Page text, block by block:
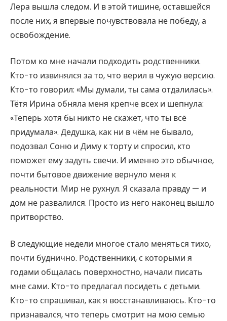
Лера вышла следом. И в этой тишине, оставшейся
после них, я впервые почувствовала не победу, а
освобождение.
Потом ко мне начали подходить родственники.
Кто-то извинялся за то, что верил в чужую версию.
Кто-то говорил: «Мы думали, ты сама отдалилась».
Тётя Ирина обняла меня крепче всех и шепнула:
«Теперь хотя бы никто не скажет, что ты всё
придумала». Дедушка, как ни в чём не бывало,
подозвал Соню и Диму к торту и спросил, кто
поможет ему задуть свечи. И именно это обычное,
почти бытовое движение вернуло меня к
реальности. Мир не рухнул. Я сказала правду — и
дом не развалился. Просто из него наконец вышло
притворство.
В следующие недели многое стало меняться тихо,
почти буднично. Родственники, с которыми я
годами общалась поверхностно, начали писать
мне сами. Кто-то предлагал посидеть с детьми.
Кто-то спрашивал, как я восстанавливаюсь. Кто-то
признавался, что теперь смотрит на мою семью